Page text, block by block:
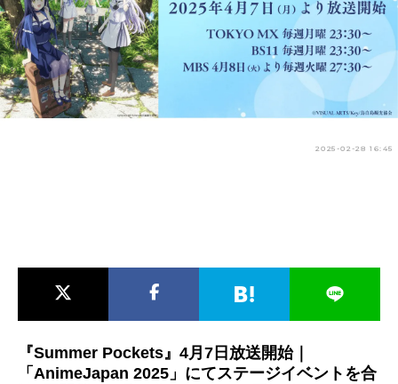
アニメ記事一覧 声優記事一覧
アニメ映画一覧 実写化映画一覧
今期アニメ曜日別一覧
春アニメ 夏アニメ
2025-02-28 16:45
『Summer Pockets』4月7日放送開始｜
「AnimeJapan 2025」にてステージイベントを合